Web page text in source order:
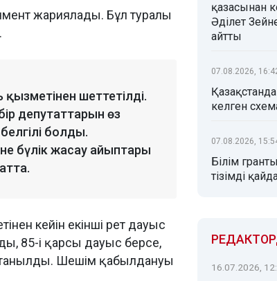
жариялады. Бұл туралы
.
шеттетілді.
депутаттарын өз
болды.
бүлік жасау айыптары
кейін екінші рет дауыс
85-і қарсы дауыс берсе,
Шешім қабылдануы
қазасынан
Әділет
айтты
07.08.2026,
келген
07.08.2026,
Білім
тізімді
16.07.2026,